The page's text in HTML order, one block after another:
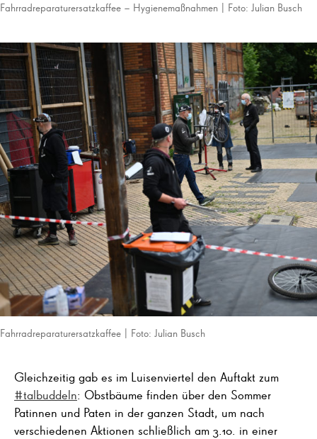
Fahrradreparaturersatzkaffee – Hygienemaßnahmen | Foto: Julian Busch
Fahrradreparaturersatzkaffee | Foto: Julian Busch
Gleichzeitig gab es im Luisenviertel den Auftakt zum
#talbuddeln: Obstbäume finden über den Sommer
Patinnen und Paten in der ganzen Stadt, um nach
verschiedenen Aktionen schließlich am 3.10. in einer